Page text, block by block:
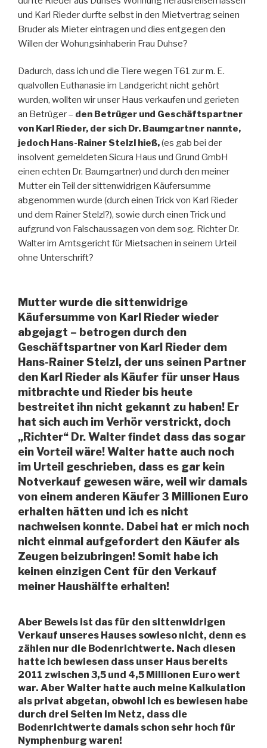
und Karl Rieder durfte selbst in den Mietvertrag seinen
Bruder als Mieter eintragen und dies entgegen den
Willen der Wohungsinhaberin Frau Duhse?
Dadurch, dass ich und die Tiere wegen T61 zur m. E.
qualvollen Euthanasie im Landgericht nicht gehört
wurden, wollten wir unser Haus verkaufen und gerieten
an Betrüger – den Betrüger und Geschäftspartner
von Karl Rieder, der sich Dr. Baumgartner nannte,
jedoch Hans-Rainer Stelzl hieß,(es gab bei der
insolvent gemeldeten Sicura Haus und Grund GmbH
einen echten Dr. Baumgartner) und durch den meiner
Mutter ein Teil der sittenwidrigen Käufersumme
abgenommen wurde (durch einen Trick von Karl Rieder
und dem Rainer Stelzl?), sowie durch einen Trick und
aufgrund von Falschaussagen von dem sog. Richter Dr.
Walter im Amtsgericht für Mietsachen in seinem Urteil
ohne Unterschrift?
Mutter wurde die sittenwidrige
Käufersumme von Karl Rieder wieder
abgejagt – betrogen durch den
Geschäftspartner von Karl Rieder dem
Hans-Rainer Stelzl, der uns seinen Partner
den Karl Rieder als Käufer für unser Haus
mitbrachte und Rieder bis heute
bestreitet ihn nicht gekannt zu haben! Er
hat sich auch im Verhör verstrickt, doch
„Richter“ Dr. Walter findet dass das sogar
ein Vorteil wäre! Walter hatte auch noch
im Urteil geschrieben, dass es gar kein
Notverkauf gewesen wäre, weil wir damals
von einem anderen Käufer 3 Millionen Euro
erhalten hätten und ich es nicht
nachweisen konnte. Dabei hat er mich noch
nicht einmal aufgefordert den Käufer als
Zeugen beizubringen! Somit habe ich
keinen einzigen Cent für den Verkauf
meiner Haushälfte erhalten!
Aber Beweis ist das für den sittenwidrigen
Verkauf unseres Hauses sowieso nicht, denn es
zählen nur die Bodenrichtwerte. Nach diesen
hatte ich bewiesen dass unser Haus bereits
2011 zwischen 3,5 und 4,5 Millionen Euro wert
war. Aber Walter hatte auch meine Kalkulation
als privat abgetan, obwohl ich es bewiesen habe
durch drei Seiten im Netz, dass die
Bodenrichtwerte damals schon sehr hoch für
Nymphenburg waren!